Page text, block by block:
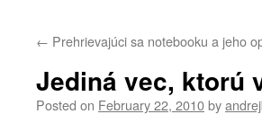
← Prehrievajúci sa notebooku a jeho
Jediná vec, ktorú
Posted on February 22, 2010by